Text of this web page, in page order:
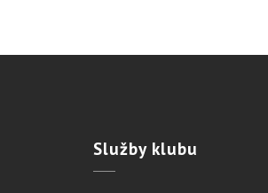
Službyklubu